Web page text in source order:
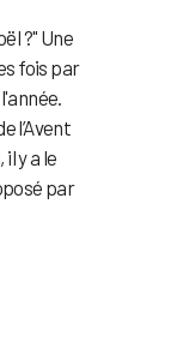
?" Une
fois par
l’Avent
y a le
par